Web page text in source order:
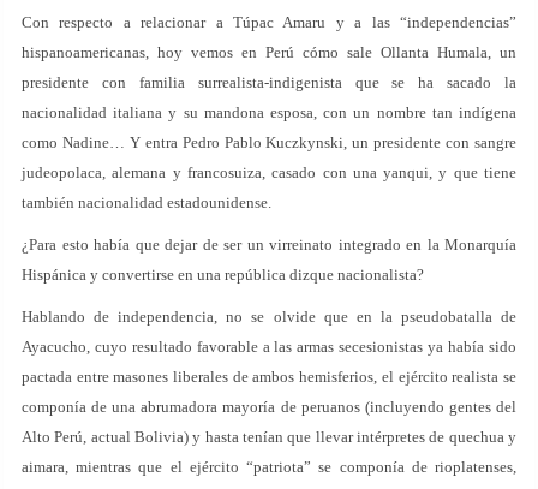
Con respecto a relacionar a Túpac Amaru y a las “independencias”
hispanoamericanas, hoy vemos en Perú cómo sale Ollanta Humala, un
presidente con familia surrealista-indigenista que se ha sacado la
nacionalidad italiana y su mandona esposa, con un nombre tan indígena
como Nadine… Y entra Pedro Pablo Kuczkynski, un presidente con sangre
judeopolaca, alemana y francosuiza, casado con una yanqui, y que tiene
también nacionalidad estadounidense.
¿Para esto había que dejar de ser un virreinato integrado en la Monarquía
Hispánica y convertirse en una república dizque nacionalista?
Hablando de independencia, no se olvide que en la pseudobatalla de
Ayacucho, cuyo resultado favorable a las armas secesionistas ya había sido
pactada entre masones liberales de ambos hemisferios, el ejército realista se
componía de una abrumadora mayoría de peruanos (incluyendo gentes del
Alto Perú, actual Bolivia) y hasta tenían que llevar intérpretes de quechua y
aimara, mientras que el ejército “patriota” se componía de rioplatenses,